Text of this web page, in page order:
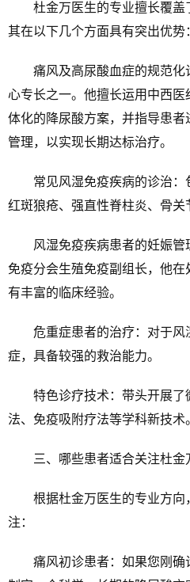
杜金万医生的专业擅长覆盖
其在以下几个方面具有突出优势
痛风及高尿酸血症的规范化
心专长之一。他擅长运用中西
体化的降尿酸方案，并指导患
管理，以实现长期达标治疗。
常见风湿免疫疾病的诊治：
红斑狼疮、强直性脊柱炎、骨关
风湿免疫疾病患者的妊娠管
免疫分会生殖免疫副组长，他
有丰富的临床经验。
危重症患者的治疗：对于风
症，具备较强的救治能力。
特色诊疗技术：带头开展了
法、免疫吸附疗法等学科新技术
三、哪些患者适合关注杜金
根据杜金万医生的专业方向
注：
痛风初诊患者：如果您刚确